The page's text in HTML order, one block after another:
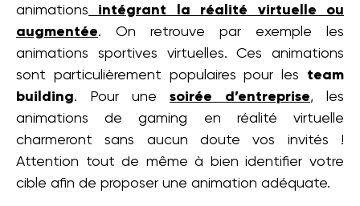
animations intégrant la réalité virtuelle ou
augmentée. On retrouve par exemple les
animations sportives virtuelles. Ces animations
sont particulièrement populaires pour les team
building. Pour une soirée d’entreprise, les
animations de gaming en réalité virtuelle
charmeront sans aucun doute vos invités !
Attention tout de même à bien identifier votre
cible afin de proposer une animation adéquate.